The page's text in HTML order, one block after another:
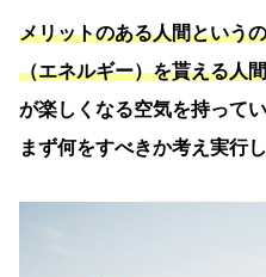
メリットのある人間という
（エネルギー）を貰える人間
が楽しくなる空気を持って
まず何をすべきか考え実行